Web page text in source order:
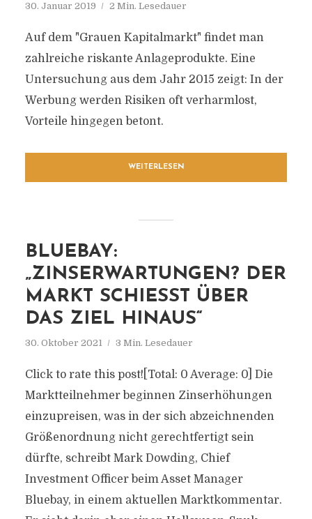
30. Januar 2019 2 Min. Lesedauer
Auf dem "Grauen Kapitalmarkt" findet man
zahlreiche riskante Anlageprodukte. Eine
Untersuchung aus dem Jahr 2015 zeigt: In der
Werbung werden Risiken oft verharmlost,
Vorteile hingegen betont.
WEITERLESEN
BLUEBAY:
„ZINSERWARTUNGEN? DER
MARKT SCHIESST ÜBER D
AS ZIEL HINAUS“
30. Oktober 2021 3 Min. Lesedauer
Click to rate this post![Total: 0 Average: 0] Die
Marktteilnehmer beginnen Zinserhöhungen
einzupreisen, was in der sich abzeichnenden
Größenordnung nicht gerechtfertigt sein
dürfte, schreibt Mark Dowding, Chief
Investment Officer beim Asset Manager
Bluebay, in einem aktuellen Marktkommentar.